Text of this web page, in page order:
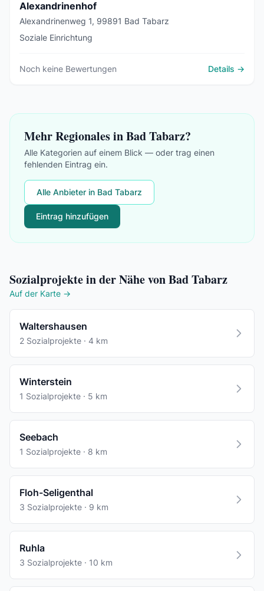
Alexandrinenhof
Alexandrinenweg 1, 99891 Bad Tabarz
Soziale Einrichtung
Noch keine Bewertungen Details →
Mehr Regionales in Bad Tabarz?
Alle Kategorien auf einem Blick — oder trag einen
fehlenden Eintrag ein.
Alle Anbieter in Bad Tabarz
Eintrag hinzufügen
Sozialprojekte in der Nähe von Bad Tabarz
Auf der Karte →
Waltershausen
2 Sozialprojekte · 4 km
Winterstein
1 Sozialprojekte · 5 km
Seebach
1 Sozialprojekte · 8 km
Floh-Seligenthal
3 Sozialprojekte · 9 km
Ruhla
3 Sozialprojekte · 10 km